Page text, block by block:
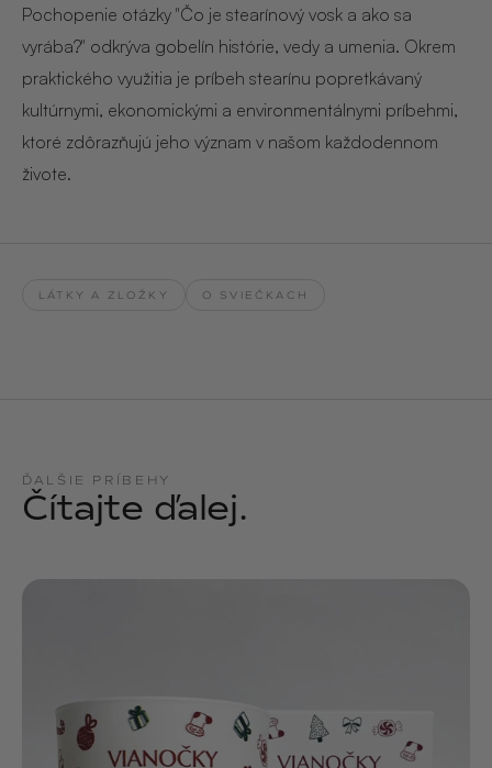
Pochopenie otázky "Čo je stearínový vosk a ako sa
vyrába?" odkrýva gobelín histórie, vedy a umenia. Okrem
praktického využitia je príbeh stearínu popretkávaný
kultúrnymi, ekonomickými a environmentálnymi príbehmi,
ktoré zdôrazňujú jeho význam v našom každodennom
živote.
LÁTKY A ZLOŽKY O SVIEČKACH
ĎALŠIE PRÍBEHY
Čítajte ďalej.